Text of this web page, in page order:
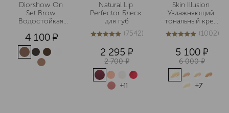
Diorshow On
Set Brow
Водостойкая
бровей,
придающая
объем
4 100 ¤
Natural Lip
Perfector Блеск
для губ
5из 57542 (7542)
2 295 ¤
2 700 ¤
+11
Skin Illusion
Увлажняющий
тональный крем
с легким
покрытием
5из 51002 (1002)
5 100 ¤
6 000 ¤
+7